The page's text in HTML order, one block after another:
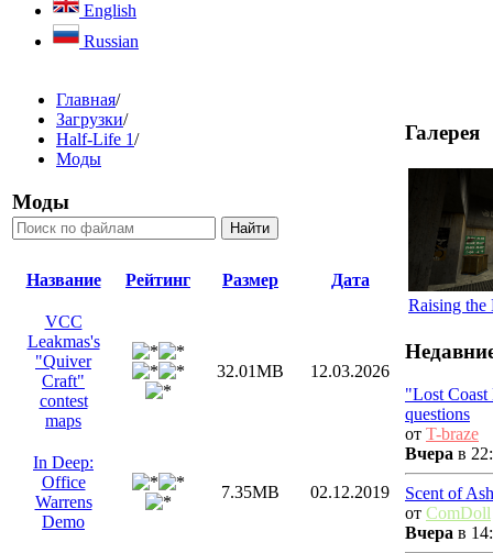
English
Russian
Главная/
Загрузки/
Half-Life 1/
Моды
Моды
Название Рейтинг Размер Дата
VCC
Leakmas's
"Quiver
Craft"
contest
maps
32.01MB 12.03.2026
In Deep:
Office
Warrens
Demo
7.35MB 02.12.2019
Галерея
Raising the
"Lost Coast
questions
от T-braze
Вчера в
Scent of
от ComDoll
Вчера в